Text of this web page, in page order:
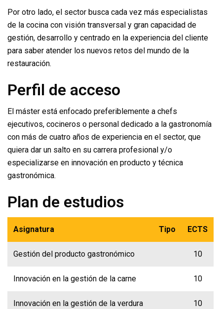
Por otro lado, el sector busca cada vez más especialistas
de la cocina con visión transversal y gran capacidad de
gestión, desarrollo y centrado en la experiencia del cliente
para saber atender los nuevos retos del mundo de la
restauración.
Perfil de acceso
El máster está enfocado preferiblemente a chefs
ejecutivos, cocineros o personal dedicado a la gastronomía
con más de cuatro años de experiencia en el sector, que
quiera dar un salto en su carrera profesional y/o
especializarse en innovación en producto y técnica
gastronómica.
Plan de estudios
Asignatura Tipo ECTS
Gestión del producto gastronómico 10
Innovación en la gestión de la carne 10
Innovación en la gestión de la verdura 10